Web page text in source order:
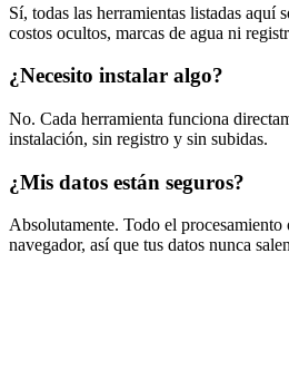
Sí, todas las herramientas listadas
costos ocultos, marcas de agua ni
¿Necesito instalar algo?
No. Cada herramienta funciona
instalación, sin registro y sin subidas.
¿Mis datos están seguros?
Absolutamente. Todo el procesamiento
navegador, así que tus datos nunca